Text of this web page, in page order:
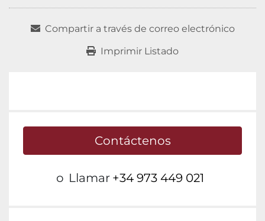
Compartir a través de correo electrónico
Imprimir Listado
Contáctenos
o Llamar +34 973 449 021